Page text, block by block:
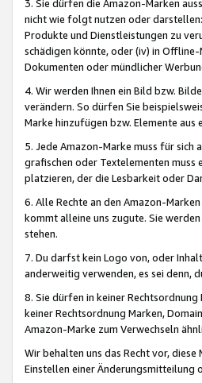
3. Sie dürfen die Amazon-Marken
nicht wie folgt nutzen oder
Produkte und Dienstleistungen zu
schädigen könnte, oder (iv) in Offline-
Dokumenten oder mündlicher
4. Wir werden Ihnen ein Bild bzw.
verändern. So dürfen Sie
Marke hinzufügen bzw. Elemente
5. Jede Amazon-Marke muss für sich
grafischen oder Textelementen muss
platzieren, der die Lesbarkeit oder
6. Alle Rechte an den Amazon-
kommt alleine uns zugute. Sie
stehen.
7. Du darfst kein Logo von, oder
anderweitig verwenden, es sei denn,
8. Sie dürfen in keiner
keiner Rechtsordnung Marken,
Amazon-Marke zum Verwechseln
Wir behalten uns das Recht vor,
Einstellen einer Änderungsmitteilung